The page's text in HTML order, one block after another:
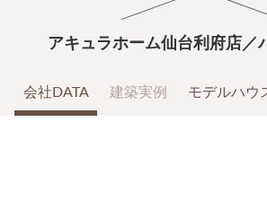
アキュラホーム仙台利府店／
会社DATA 建築実例 モデルハウ